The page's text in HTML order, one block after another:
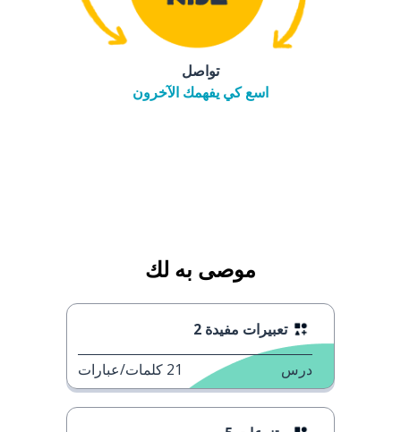
تواصل
اسع كي يفهمك الآخرون
موصى به لك
تعبيرات مفيدة 2
درس 21 كلمات/عبارات